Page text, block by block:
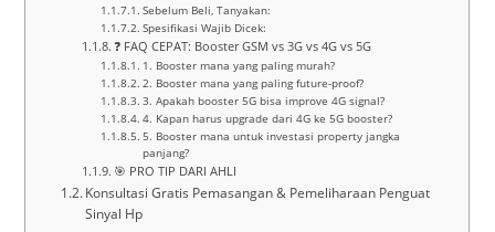
Sebelum Beli, Tanyakan:
Spesifikasi Wajib Dicek:
❓ FAQ CEPAT: Booster GSM vs 3G vs 4G vs 5G
1. Booster mana yang paling murah?
2. Booster mana yang paling future-proof?
3. Apakah booster 5G bisa improve 4G signal?
4. Kapan harus upgrade dari 4G ke 5G booster?
5. Booster mana untuk investasi property jangka
panjang?
🎯 PRO TIP DARI AHLI
Konsultasi Gratis Pemasangan & Pemeliharaan Penguat
Sinyal Hp